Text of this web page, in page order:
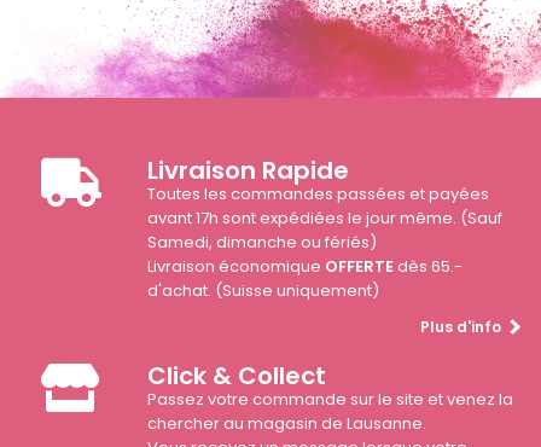
Livraison Rapide
Toutes les commandes passées et payées
avant 17h sont expédiées le jour même. (Sauf
Samedi, dimanche ou fériés)
Livraison économique OFFERTEdès 65.-
d'achat. (Suisse uniquement)
Plus d'info
Click & Collect
Passez votre commande sur le site et venez la
chercher au magasin de Lausanne.